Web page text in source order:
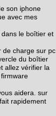
son iphone
avec mes
le boîtier et
de charge sur pc
du boîtier
allez vérifier la
aidera. sur
rapidement